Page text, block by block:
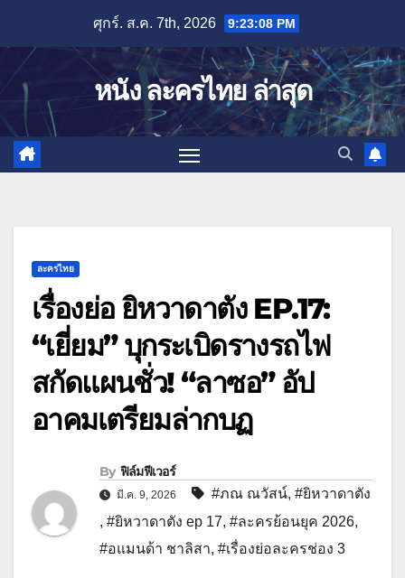
content
ศุกร์. ส.ค. 7th, 2026 9:23:09 PM
หนัง ละครไทย ล่าสุด
ละครไทย
เรื่องย่อ ยิหวาดาตัง EP.17:
“เยี่ยม” บุกระเบิดรางรถไฟ
สกัดแผนชั่ว! “ลาซอ” อัป
อาคมเตรียมล่ากบฏ
By ฟิล์มฟีเวอร์
มี.ค. 9, 2026 #ภณ ณวัสน์, #ยิหวาดาตัง
, #ยิหวาดาตัง ep 17, #ละครย้อนยุค 2026,
#อแมนด้า ชาลิสา, #เรื่องย่อละครช่อง 3